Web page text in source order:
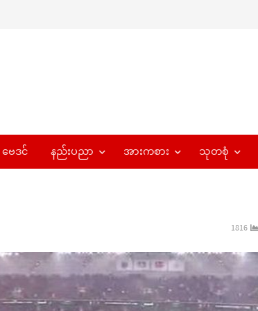
ဗေဒင် နည်းပညာ အားကစား သုတစုံ
1816